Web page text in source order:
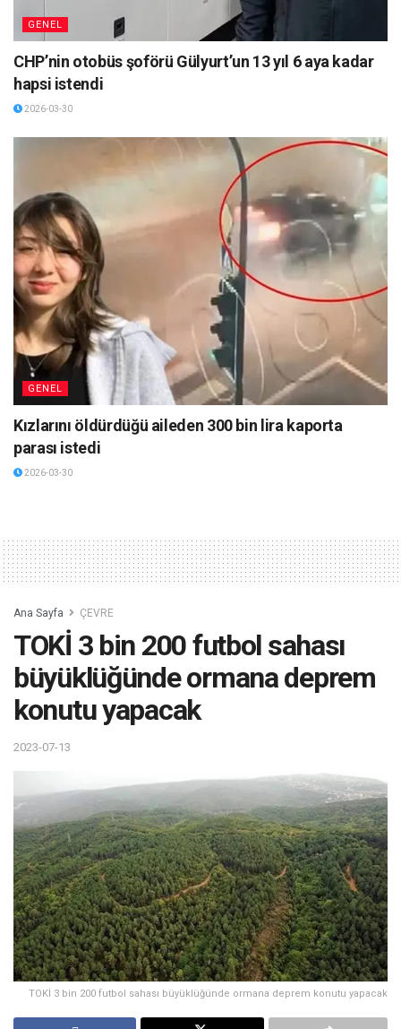
GENEL
CHP’nin otobüs şoförü Gülyurt’un 13 yıl 6 aya kadar
hapsi istendi
2026-03-30
GENEL
Kızlarını öldürdüğü aileden 300 bin lira kaporta
parası istedi
2026-03-30
Ana Sayfa ÇEVRE
TOKİ 3 bin 200 futbol sahası
büyüklüğünde ormana deprem
konutu yapacak
2023-07-13
TOKİ 3 bin 200 futbol sahası büyüklüğünde ormana deprem konutu yapacak